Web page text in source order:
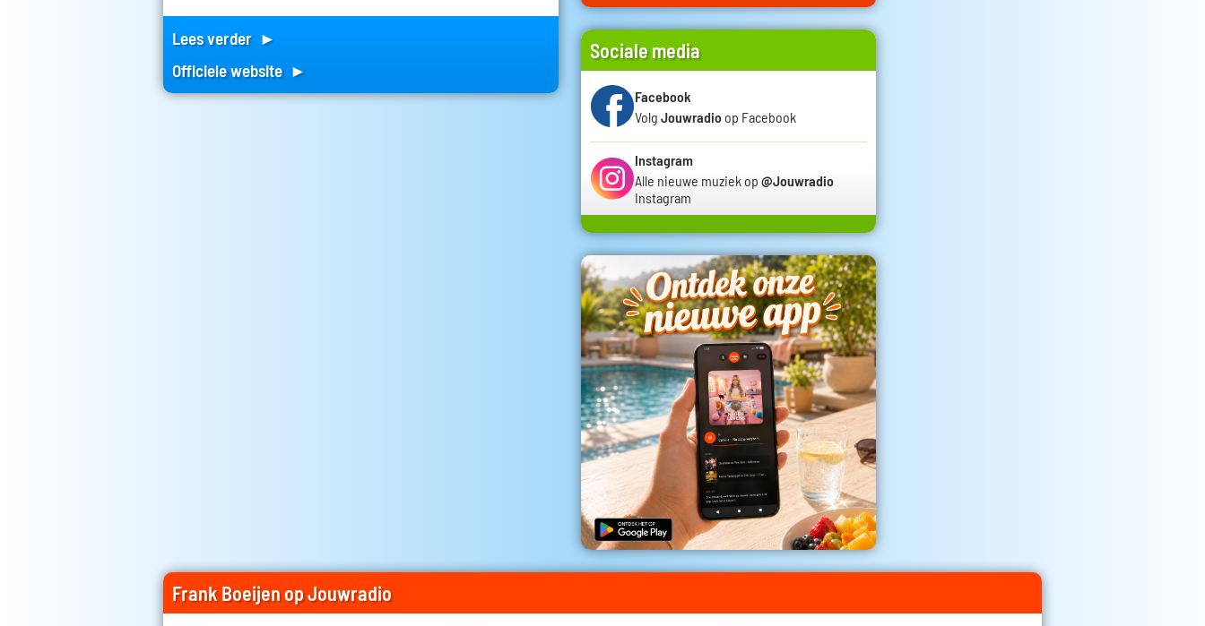
Lees verder ►
Officiele website ►
Sociale media
Facebook
Volg Jouwradio op Facebook
Instagram
Alle nieuwe muziek op @Jouwradio
Instagram
Frank Boeijen op Jouwradio